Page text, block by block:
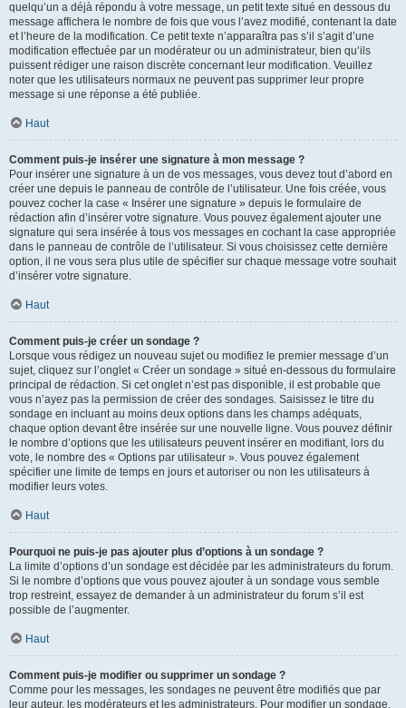
quelqu’un a déjà répondu à votre message, un petit texte situé en dessous du
message affichera le nombre de fois que vous l’avez modifié, contenant la date
et l’heure de la modification. Ce petit texte n’apparaîtra pas s’il s’agit d’une
modification effectuée par un modérateur ou un administrateur, bien qu’ils
puissent rédiger une raison discrète concernant leur modification. Veuillez
noter que les utilisateurs normaux ne peuvent pas supprimer leur propre
message si une réponse a été publiée.
Haut
Comment puis-je insérer une signature à mon message ?
Pour insérer une signature à un de vos messages, vous devez tout d’abord en
créer une depuis le panneau de contrôle de l’utilisateur. Une fois créée, vous
pouvez cocher la case « Insérer une signature » depuis le formulaire de
rédaction afin d’insérer votre signature. Vous pouvez également ajouter une
signature qui sera insérée à tous vos messages en cochant la case appropriée
dans le panneau de contrôle de l’utilisateur. Si vous choisissez cette dernière
option, il ne vous sera plus utile de spécifier sur chaque message votre souhait
d’insérer votre signature.
Haut
Comment puis-je créer un sondage ?
Lorsque vous rédigez un nouveau sujet ou modifiez le premier message d’un
sujet, cliquez sur l’onglet « Créer un sondage » situé en-dessous du formulaire
principal de rédaction. Si cet onglet n’est pas disponible, il est probable que
vous n’ayez pas la permission de créer des sondages. Saisissez le titre du
sondage en incluant au moins deux options dans les champs adéquats,
chaque option devant être insérée sur une nouvelle ligne. Vous pouvez définir
le nombre d’options que les utilisateurs peuvent insérer en modifiant, lors du
vote, le nombre des « Options par utilisateur ». Vous pouvez également
spécifier une limite de temps en jours et autoriser ou non les utilisateurs à
modifier leurs votes.
Haut
Pourquoi ne puis-je pas ajouter plus d’options à un sondage ?
La limite d’options d’un sondage est décidée par les administrateurs du forum.
Si le nombre d’options que vous pouvez ajouter à un sondage vous semble
trop restreint, essayez de demander à un administrateur du forum s’il est
possible de l’augmenter.
Haut
Comment puis-je modifier ou supprimer un sondage ?
Comme pour les messages, les sondages ne peuvent être modifiés que par
leur auteur, les modérateurs et les administrateurs. Pour modifier un sondage,